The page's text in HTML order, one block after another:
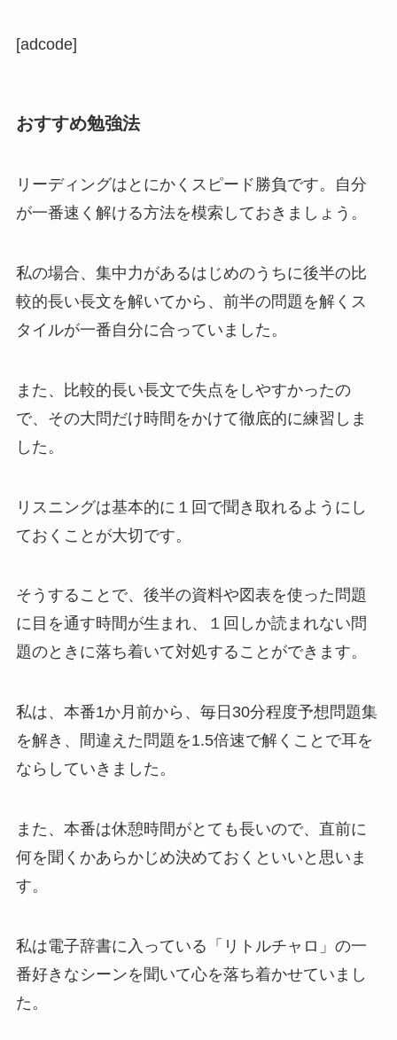
[adcode]
おすすめ勉強法
リーディングはとにかくスピード勝負です。自分
が一番速く解ける方法を模索しておきましょう。
私の場合、集中力があるはじめのうちに後半の比
較的長い長文を解いてから、前半の問題を解くス
タイルが一番自分に合っていました。
また、比較的長い長文で失点をしやすかったの
で、その大問だけ時間をかけて徹底的に練習しま
した。
リスニングは基本的に１回で聞き取れるようにし
ておくことが大切です。
そうすることで、後半の資料や図表を使った問題
に目を通す時間が生まれ、１回しか読まれない問
題のときに落ち着いて対処することができます。
私は、本番1か月前から、毎日30分程度予想問題集
を解き、間違えた問題を1.5倍速で解くことで耳を
ならしていきました。
また、本番は休憩時間がとても長いので、直前に
何を聞くかあらかじめ決めておくといいと思いま
す。
私は電子辞書に入っている「リトルチャロ」の一
番好きなシーンを聞いて心を落ち着かせていまし
た。